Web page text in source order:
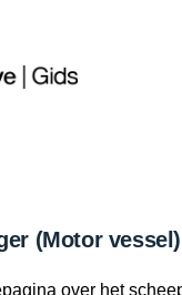
(Motor vessel)
over het